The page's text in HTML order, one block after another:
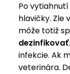
Po
hlavičky. Zle
môže totiž
dezinfikovať
infekcie. Ak
veterinára.